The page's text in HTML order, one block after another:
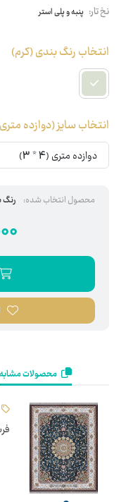
نخ تار: پنبه و پلی استر
انتخاب رنگ بندی(کرم)
انتخاب سایز(دوازده متری (4 *
محصول انتخاب شده: رنگ
محصولات مشابه
فرش